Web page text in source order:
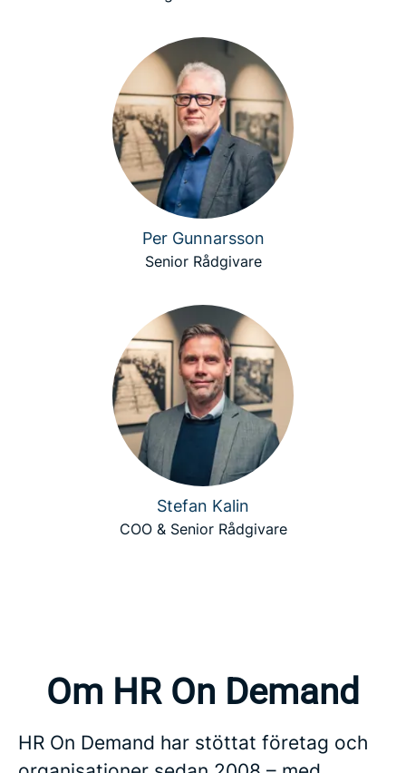
Per Gunnarsson
Senior Rådgivare
Stefan Kalin
COO & Senior Rådgivare
Om HR On Demand
HR On Demand har stöttat företag och